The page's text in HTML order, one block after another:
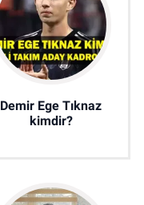
Demir Ege Tıknaz
kimdir?